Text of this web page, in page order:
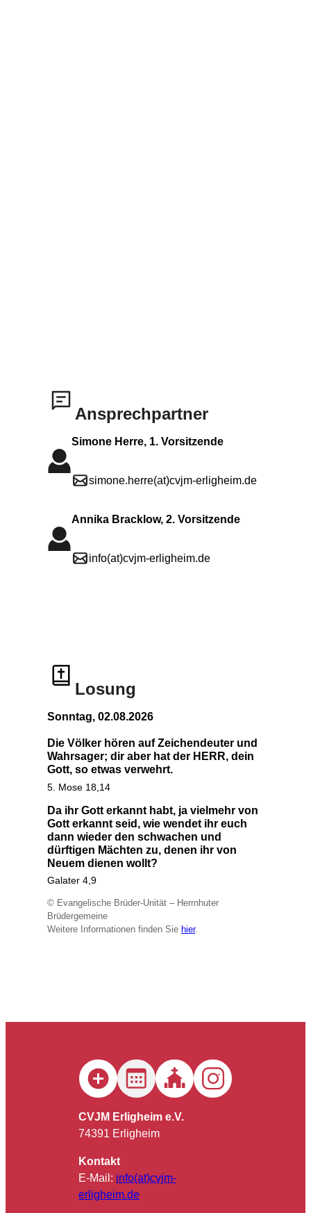
Ansprechpartner
Simone Herre, 1. Vorsitzende
simone.herre(at)cvjm-erligheim.de
Annika Bracklow, 2. Vorsitzende
info(at)cvjm-erligheim.de
Losung
Sonntag, 02.08.2026
Die Völker hören auf Zeichendeuter und
Wahrsager; dir aber hat der HERR, dein
Gott, so etwas verwehrt.
5. Mose 18,14
Da ihr Gott erkannt habt, ja vielmehr von
Gott erkannt seid, wie wendet ihr euch
dann wieder den schwachen und
dürftigen Mächten zu, denen ihr von
Neuem dienen wollt?
Galater 4,9
© Evangelische Brüder-Unität – Herrnhuter
Brüdergemeine
Weitere Informationen finden Sie hier.
CVJM Erligheim e.V.
74391 Erligheim
Kontakt
E-Mail: info(at)cvjm-
erligheim.de